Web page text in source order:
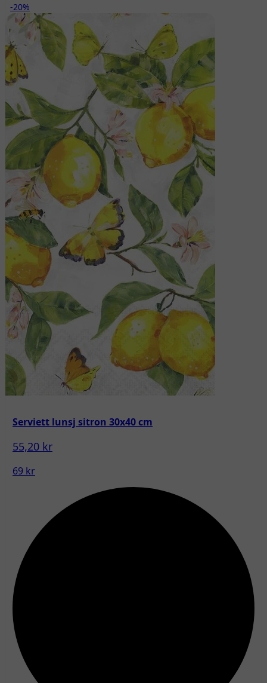
-20%
Serviett lunsj sitron 30x40 cm
55,20 kr
69 kr